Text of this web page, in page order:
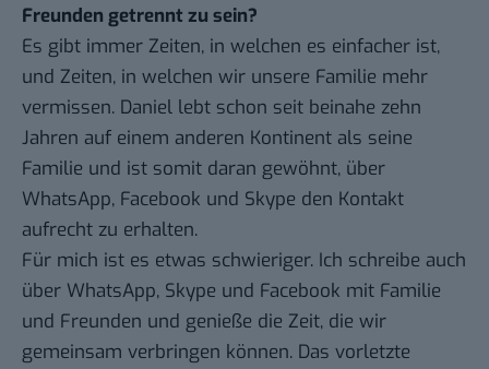
Freunden getrennt zu sein?
Es gibt immer Zeiten, in welchen es einfacher ist,
und Zeiten, in welchen wir unsere Familie mehr
vermissen. Daniel lebt schon seit beinahe zehn
Jahren auf einem anderen Kontinent als seine
Familie und ist somit daran gewöhnt, über
WhatsApp, Facebook und Skype den Kontakt
aufrecht zu erhalten.
Für mich ist es etwas schwieriger. Ich schreibe auch
über WhatsApp, Skype und Facebook mit Familie
und Freunden und genieße die Zeit, die wir
gemeinsam verbringen können. Das vorletzte